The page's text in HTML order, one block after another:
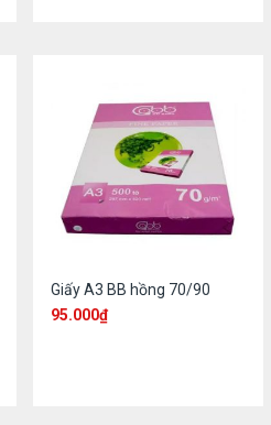
Giấy A3 BB hồng 70/90
95.000₫